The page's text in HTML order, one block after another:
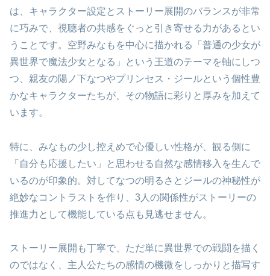
は、キャラクター設定とストーリー展開のバランスが非常
に巧みで、視聴者の共感をぐっと引き寄せる力があるとい
うことです。空野みなもを中心に描かれる「普通の少女が
異世界で魔法少女となる」という王道のテーマを軸にしつ
つ、親友の陽ノ下なつやプリンセス・ジールという個性豊
かなキャラクターたちが、その物語に彩りと厚みを加えて
います。
特に、みなもの少し控えめで心優しい性格が、観る側に
「自分も応援したい」と思わせる自然な感情移入を生んで
いるのが印象的。対してなつの明るさとジールの神秘性が
絶妙なコントラストを作り、3人の関係性がストーリーの
推進力として機能している点も見逃せません。
ストーリー展開も丁寧で、ただ単に異世界での戦闘を描く
のではなく、主人公たちの感情の機微をしっかりと描写す